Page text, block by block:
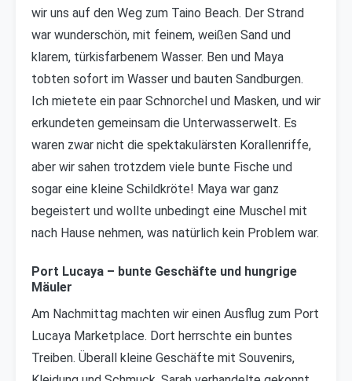
wir uns auf den Weg zum Taino Beach. Der Strand
war wunderschön, mit feinem, weißen Sand und
klarem, türkisfarbenem Wasser. Ben und Maya
tobten sofort im Wasser und bauten Sandburgen.
Ich mietete ein paar Schnorchel und Masken, und wir
erkundeten gemeinsam die Unterwasserwelt. Es
waren zwar nicht die spektakulärsten Korallenriffe,
aber wir sahen trotzdem viele bunte Fische und
sogar eine kleine Schildkröte! Maya war ganz
begeistert und wollte unbedingt eine Muschel mit
nach Hause nehmen, was natürlich kein Problem war.
Port Lucaya – bunte Geschäfte und hungrige
Mäuler
Am Nachmittag machten wir einen Ausflug zum Port
Lucaya Marketplace. Dort herrschte ein buntes
Treiben. Überall kleine Geschäfte mit Souvenirs,